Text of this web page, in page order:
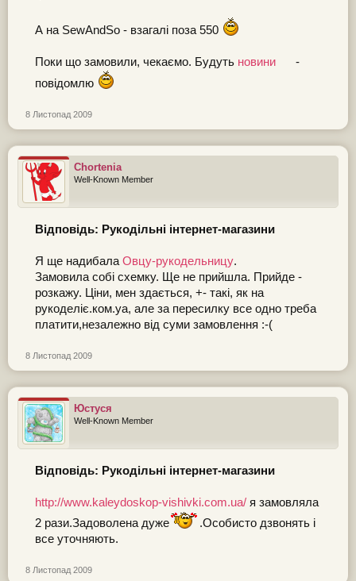
А на SewAndSo - взагалі поза 550
Поки що замовили, чекаємо. Будуть новини
-
повідомлю
8 Листопад 2009
Chortenia
Well-Known Member
Відповідь: Рукодільні інтернет-магазини
Я ще надибала Овцу-рукодельницу.
Замовила собі схемку. Ще не прийшла. Прийде -
розкажу. Ціни, мен здається, +- такі, як на
рукоделіє.ком.уа, але за пересилку все одно треба
платити,незалежно від суми замовлення :-(
8 Листопад 2009
Юстуся
Well-Known Member
Відповідь: Рукодільні інтернет-магазини
http://www.kaleydoskop-vishivki.com.ua/ я замовляла
2 рази.Задоволена дуже
.Особисто дзвонять і
все уточняють.
8 Листопад 2009